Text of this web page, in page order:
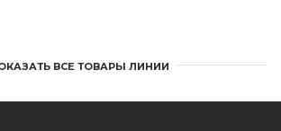
ВСЕ ТОВАРЫ ЛИНИИ